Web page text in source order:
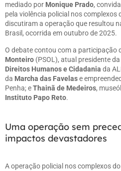
mediado por Monique Prado,
pela violência policial nos complexos
discutiram a operação que resultou
Brasil, ocorrida em outubro de 2025.
O debate contou com a participação
Monteiro (PSOL), atual presidente da
Direitos Humanos e Cidadania da
da Marcha das Favelase
Penha; eThainã de Medeiros,
Instituto Papo Reto.
Uma operação sem
impactos devastadores
A operação policial nos complexos